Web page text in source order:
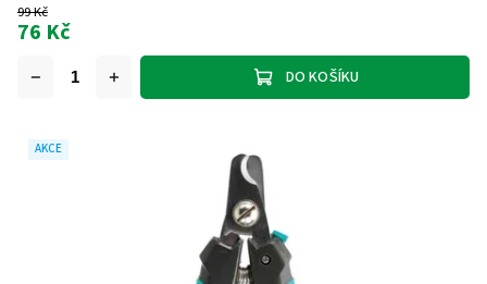
99 Kč
76 Kč
DO KOŠÍKU
AKCE